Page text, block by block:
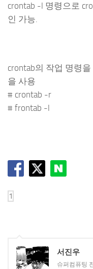
crontab -l 명령으로
인 가능.
crontab의 작업 명령
을 사용
# crontab -r
# frontab -l
서진우
슈퍼컴퓨팅